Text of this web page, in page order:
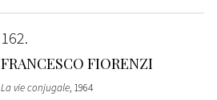
162
FRANCESCO FIORENZI
La vie conjugale, 1964